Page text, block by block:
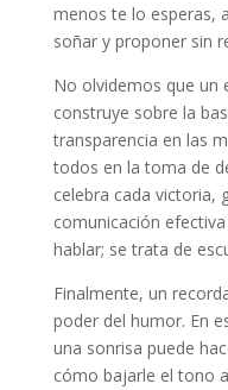
menos te lo esperas,
soñar y proponer sin
No olvidemos que un
construye sobre la
transparencia en las
todos en la toma de
celebra cada victoria,
comunicación
hablar; se trata de
Finalmente, un
poder del humor. En
una sonrisa puede
cómo bajarle el tono